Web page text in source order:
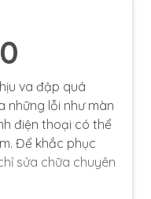
va đập quá
những lỗi như màn
điện thoại có thể
Để khắc phục
sửa chữa chuyên